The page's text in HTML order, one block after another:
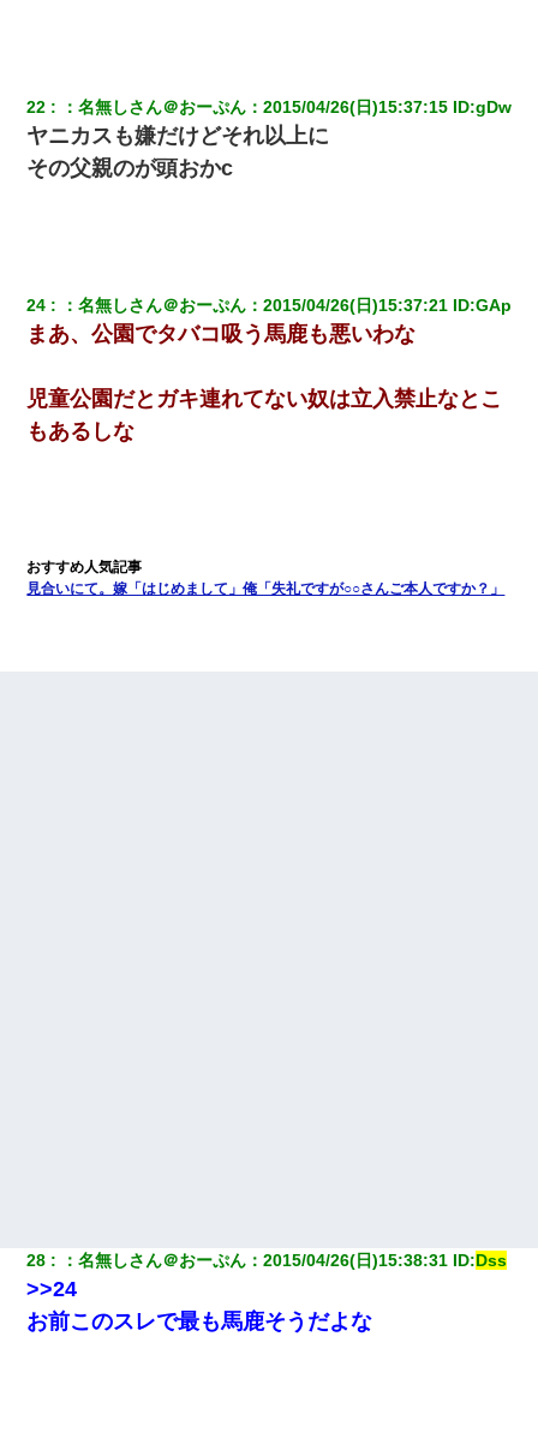
22 ：名無しさん＠おーぷん ：2015/04/26(日)15:37:15 ID:gDw
ヤニカスも嫌だけどそれ以上に
その父親のが頭おかc
24 ：名無しさん＠おーぷん ：2015/04/26(日)15:37:21 ID:GAp
まあ、公園でタバコ吸う馬鹿も悪いわな
児童公園だとガキ連れてない奴は立入禁止なとこ
もあるしな
見合いにて。嫁「はじめまして」俺「失礼ですが○○さんご本人ですか？」
28 ：名無しさん＠おーぷん ：2015/04/26(日)15:38:31 ID:Dss
>>24
お前このスレで最も馬鹿そうだよな